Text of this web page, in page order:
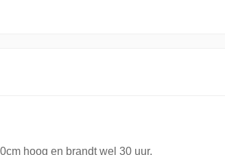
hoog en brandt wel 30 uur.